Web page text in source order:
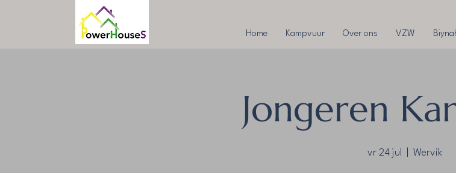
Home Kampvuur Over ons VZW
Jongeren
vr 24 jul Wervik